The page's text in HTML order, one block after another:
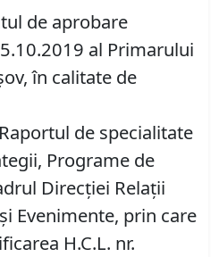
de aprobare
al Primarului
în calitate de
de specialitate
Programe de
Direcţiei Relaţii
Evenimente, prin care
H.C.L. nr.